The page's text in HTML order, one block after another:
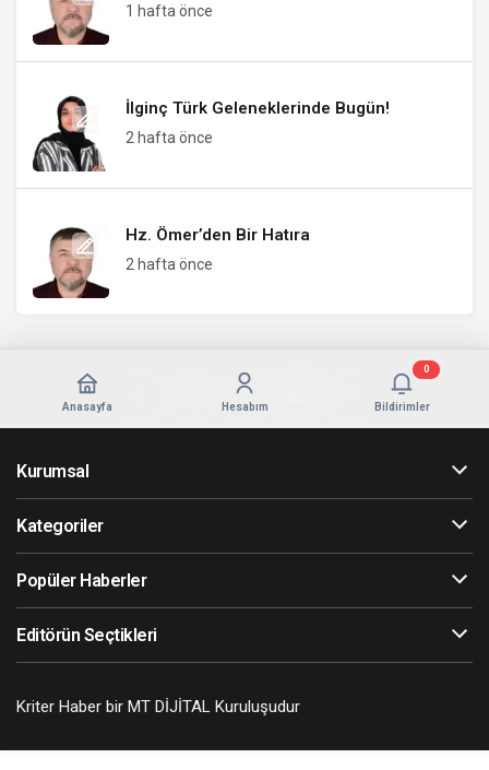
1 hafta önce
İlginç Türk Geleneklerinde Bugün!
2 hafta önce
Hz. Ömer’den Bir Hatıra
2 hafta önce
Anasayfa Hesabım Bildirimler
0
Kurumsal
Kategoriler
Popüler Haberler
Editörün Seçtikleri
Kriter Haber bir MT DİJİTAL Kuruluşudur